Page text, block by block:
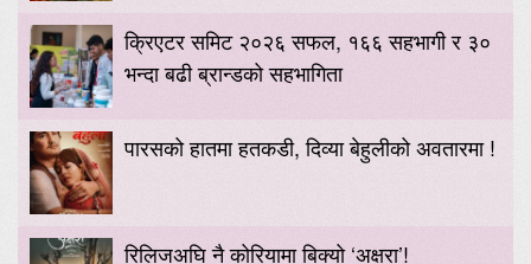
क्रिएटर समिट २०२६ सफल, १६६ सहभागी र ३०
भन्दा बढी ब्रान्डको सहभागिता
पारसको हातमा हतकडी, दिव्या बेहुलीको अवतारमा !
रिलिजअघि नै कोरियामा बिक्यो ‘अक्षरा’!